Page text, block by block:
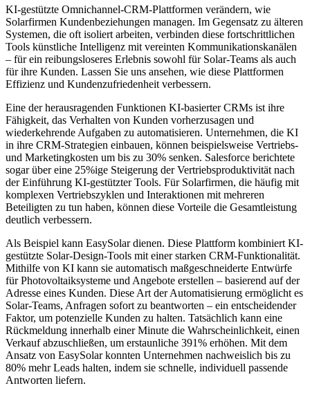
KI-gestützte Omnichannel-CRM-Plattformen verändern, wie
Solarfirmen Kundenbeziehungen managen. Im Gegensatz zu älteren
Systemen, die oft isoliert arbeiten, verbinden diese fortschrittlichen
Tools künstliche Intelligenz mit vereinten Kommunikationskanälen
– für ein reibungsloseres Erlebnis sowohl für Solar-Teams als auch
für ihre Kunden. Lassen Sie uns ansehen, wie diese Plattformen
Effizienz und Kundenzufriedenheit verbessern.
Eine der herausragenden Funktionen KI-basierter CRMs ist ihre
Fähigkeit, das Verhalten von Kunden vorherzusagen und
wiederkehrende Aufgaben zu automatisieren. Unternehmen, die KI
in ihre CRM-Strategien einbauen, können beispielsweise Vertriebs-
und Marketingkosten um bis zu 30% senken. Salesforce berichtete
sogar über eine 25%ige Steigerung der Vertriebsproduktivität nach
der Einführung KI-gestützter Tools. Für Solarfirmen, die häufig mit
komplexen Vertriebszyklen und Interaktionen mit mehreren
Beteiligten zu tun haben, können diese Vorteile die Gesamtleistung
deutlich verbessern.
Als Beispiel kann EasySolar dienen. Diese Plattform kombiniert KI-
gestützte Solar-Design-Tools mit einer starken CRM-Funktionalität.
Mithilfe von KI kann sie automatisch maßgeschneiderte Entwürfe
für Photovoltaiksysteme und Angebote erstellen – basierend auf der
Adresse eines Kunden. Diese Art der Automatisierung ermöglicht es
Solar-Teams, Anfragen sofort zu beantworten – ein entscheidender
Faktor, um potenzielle Kunden zu halten. Tatsächlich kann eine
Rückmeldung innerhalb einer Minute die Wahrscheinlichkeit, einen
Verkauf abzuschließen, um erstaunliche 391% erhöhen. Mit dem
Ansatz von EasySolar konnten Unternehmen nachweislich bis zu
80% mehr Leads halten, indem sie schnelle, individuell passende
Antworten liefern.